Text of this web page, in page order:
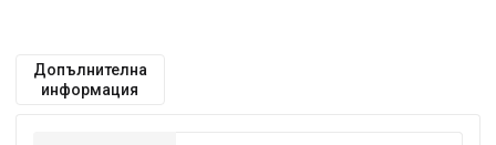
Допълнителна
информация